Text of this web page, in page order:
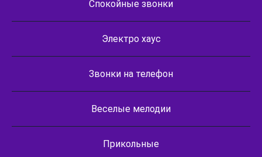
Спокойные звонки
Электро хаус
Звонки на телефон
Веселые мелодии
Прикольные